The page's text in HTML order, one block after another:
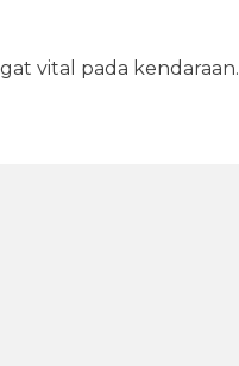
vital pada kendaraan.